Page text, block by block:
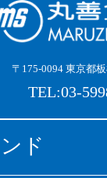
〒175-0094 東京都
TEL:03-
ド